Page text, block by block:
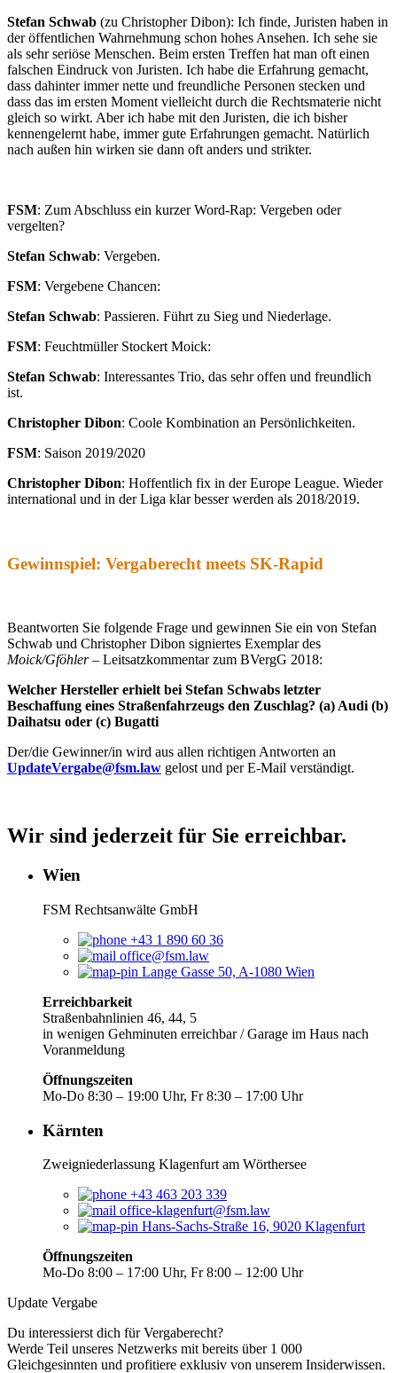
Stefan Schwab (zu Christopher Dibon): Ich finde, Juristen haben in
der öffentlichen Wahrnehmung schon hohes Ansehen. Ich sehe sie
als sehr seriöse Menschen. Beim ersten Treffen hat man oft einen
falschen Eindruck von Juristen. Ich habe die Erfahrung gemacht,
dass dahinter immer nette und freundliche Personen stecken und
dass das im ersten Moment vielleicht durch die Rechtsmaterie nicht
gleich so wirkt. Aber ich habe mit den Juristen, die ich bisher
kennengelernt habe, immer gute Erfahrungen gemacht. Natürlich
nach außen hin wirken sie dann oft anders und strikter.
FSM: Zum Abschluss ein kurzer Word-Rap: Vergeben oder
vergelten?
Stefan Schwab: Vergeben.
FSM: Vergebene Chancen:
Stefan Schwab: Passieren. Führt zu Sieg und Niederlage.
FSM: Feuchtmüller Stockert Moick:
Stefan Schwab: Interessantes Trio, das sehr offen und freundlich
ist.
Christopher Dibon: Coole Kombination an Persönlichkeiten.
FSM: Saison 2019/2020
Christopher Dibon: Hoffentlich fix in der Europe League. Wieder
international und in der Liga klar besser werden als 2018/2019.
Gewinnspiel: Vergaberecht meets SK-Rapid
Beantworten Sie folgende Frage und gewinnen Sie ein von Stefan
Schwab und Christopher Dibon signiertes Exemplar des
Moick/Gföhler– Leitsatzkommentar zum BVergG 2018:
Welcher Hersteller erhielt bei Stefan Schwabs letzter
Beschaffung eines Straßenfahrzeugs den Zuschlag? (a) Audi (b)
Daihatsu oder (c) Bugatti
Der/die Gewinner/in wird aus allen richtigen Antworten an
UpdateVergabe@fsm.law gelost und per E-Mail verständigt.
Wir sind jederzeit für Sie erreichbar.
Wien
FSM Rechtsanwälte GmbH
+43 1 890 60 36
office@fsm.law
Lange Gasse 50, A-1080 Wien
Erreichbarkeit
Straßenbahnlinien 46, 44, 5
in wenigen Gehminuten erreichbar / Garage im Haus nach
Voranmeldung
Öffnungszeiten
Mo-Do 8:30 – 19:00 Uhr, Fr 8:30 – 17:00 Uhr
Kärnten
Zweigniederlassung Klagenfurt am Wörthersee
+43 463 203 339
office-klagenfurt@fsm.law
Hans-Sachs-Straße 16, 9020 Klagenfurt
Öffnungszeiten
Mo-Do 8:00 – 17:00 Uhr, Fr 8:00 – 12:00 Uhr
Update Vergabe
Du interessierst dich für Vergaberecht?
Werde Teil unseres Netzwerks mit bereits über 1 000
Gleichgesinnten und profitiere exklusiv von unserem Insiderwissen.